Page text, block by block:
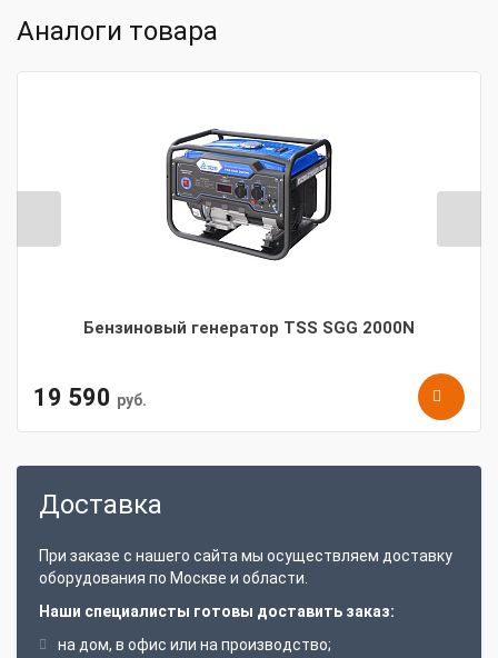
Аналоги товара
Бензиновый генератор TSS SGG 2000N
19 590 руб.
Доставка
При заказе с нашего сайта мы осуществляем доставку
оборудования по Москве и области.
Наши специалисты готовы доставить заказ:
на дом, в офис или на производство;